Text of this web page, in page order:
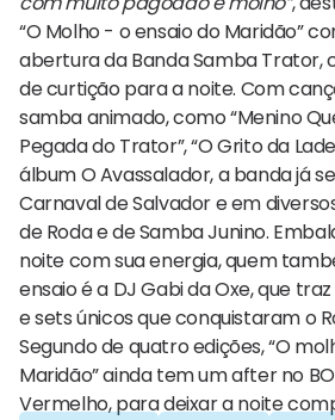
“O Molho - o ensaio do Maridão”
abertura da Banda Samba Trator,
de curtição para a noite. Com
samba animado, como “Menino
Pegada do Trator”, “O Grito da
álbum O Avassalador, a banda já
Carnaval de Salvador e em
de Roda e de Samba Junino.
noite com sua energia, quem
ensaio é a DJ Gabi da Oxe, que
e sets únicos que conquistaram o
Segundo de quatro edições, “O
Maridão” ainda tem um after no
Vermelho, para deixar a noite